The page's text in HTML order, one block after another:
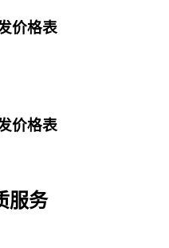
价格表
价格表
服务